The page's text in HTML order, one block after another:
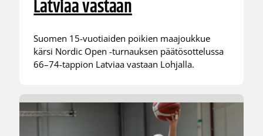
Latviaa vastaan
Suomen 15-vuotiaiden poikien maajoukkue
kärsi Nordic Open -turnauksen päätösottelussa
66–74-tappion Latviaa vastaan Lohjalla.